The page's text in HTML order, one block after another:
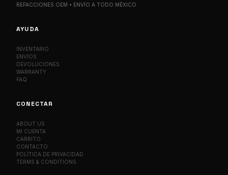
REFACCIONES OEM • ENVÍO A TODO MÉXICO
AYUDA
INVENTARIO
ENVÍOS
DEVOLUCIONES
WARRANTY
FAQ
CONECTAR
ABOUT US
MI CUENTA
CARRITO
CONTACTO
POLÍTICA DE PRIVACIDAD
TERMS & CONDITIONS